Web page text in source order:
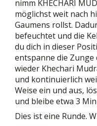
nimm KHECHARI
möglichst weit nach
Gaumens rollst.
befeuchtet und die
du dich in dieser
entspanne die Zunge
wieder Khechari
und kontinuierlich
Weise ein und aus,
und bleibe etwa 3
Dies ist eine Runde.